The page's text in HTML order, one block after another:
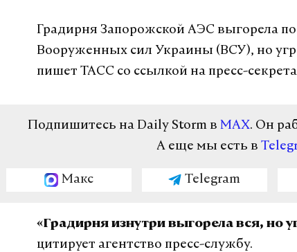
Градирня Запорожской АЭС выгорела
Вооруженных сил Украины (ВСУ), но
пишет ТАСС со ссылкой на пресс-
Подпишитесь на Daily Storm в MAX. Он
А еще мы есть в
Макс Telegram
«Градирня изнутри выгорела вся, но
цитирует агентство пресс-службу.